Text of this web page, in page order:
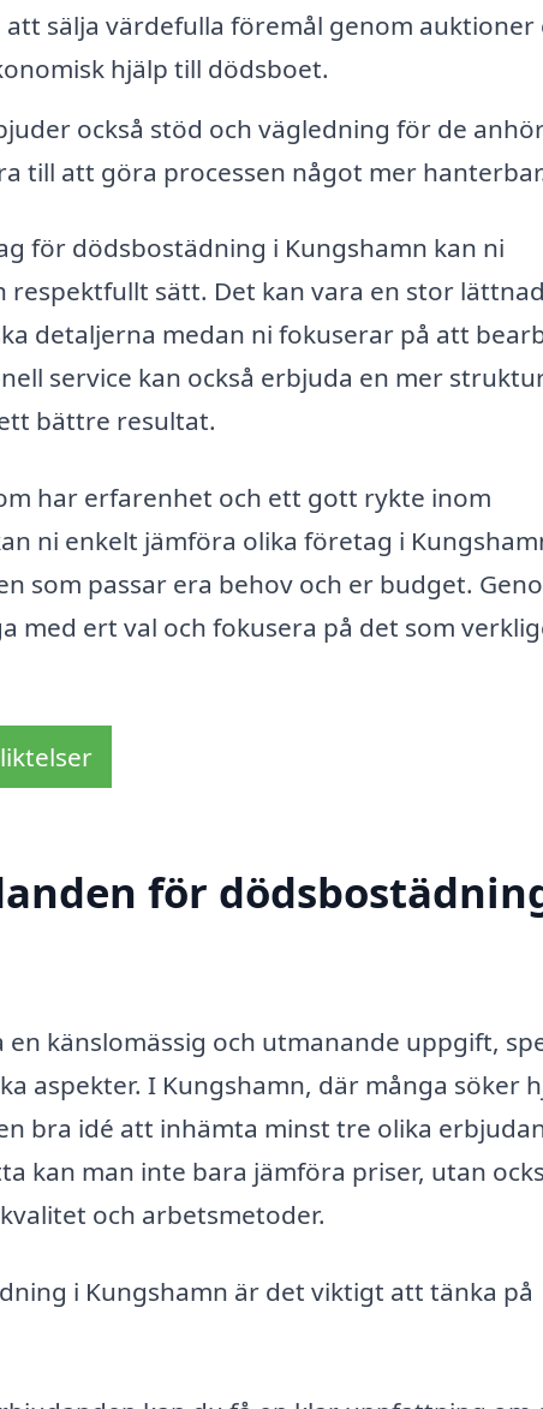
att sälja värdefulla föremål genom auktioner
hjälp till dödsboet.
också stöd och vägledning för de
till att göra processen något mer
för dödsbostädning i Kungshamn kan ni
sätt. Det kan vara en stor
detaljerna medan ni fokuserar på att
service kan också erbjuda en mer
bättre resultat.
har erfarenhet och ett gott rykte inom
ni enkelt jämföra olika företag i
som passar era behov och er budget.
med ert val och fokusera på det som
för
känslomässig och utmanande uppgift,
aspekter. I Kungshamn, där många söker
bra idé att inhämta minst tre olika
kan man inte bara jämföra priser, utan
och arbetsmetoder.
i Kungshamn är det viktigt att tänka på